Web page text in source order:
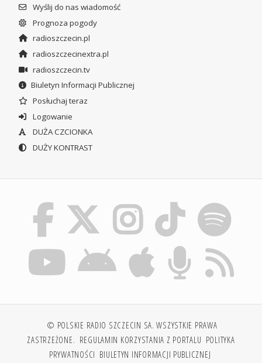
Wyślij do nas wiadomość
Prognoza pogody
radioszczecin.pl
radioszczecinextra.pl
radioszczecin.tv
Biuletyn Informacji Publicznej
Posłuchaj teraz
Logowanie
DUŻA CZCIONKA
DUŻY KONTRAST
© POLSKIE RADIO SZCZECIN SA. WSZYSTKIE PRAWA
ZASTRZEŻONE. REGULAMIN KORZYSTANIA Z PORTALU POLITYKA
PRYWATNOŚCI BIULETYN INFORMACJI PUBLICZNEJ